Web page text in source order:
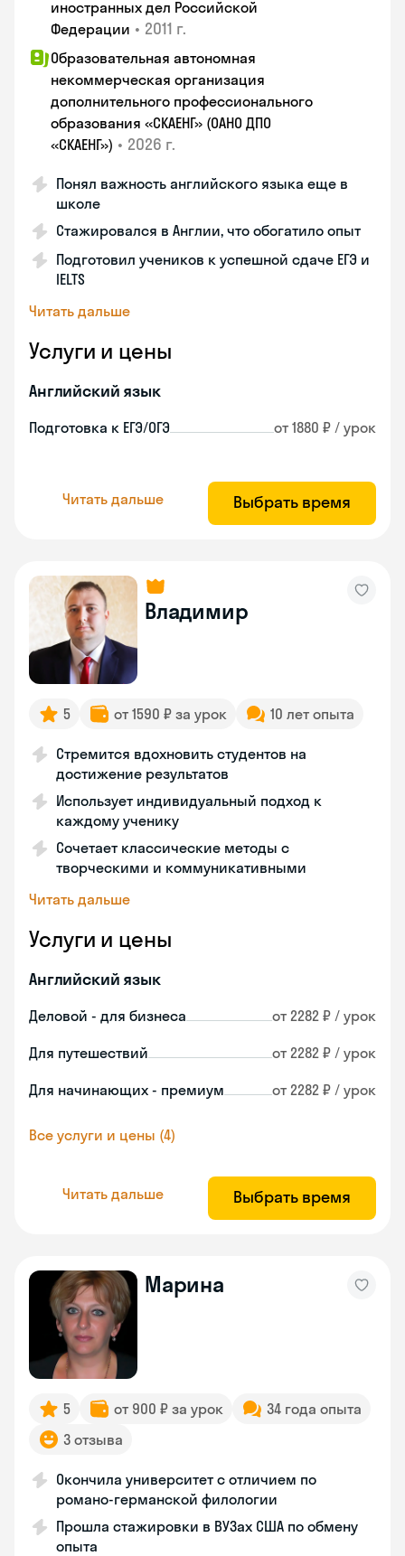
иностранных дел Российской
Федерации • 2011 г.
Образовательная автономная
некоммерческая организация
дополнительного профессионального
образования «СКАЕНГ» (ОАНО ДПО
«СКАЕНГ») • 2026 г.
Понял важность английского языка еще в
школе
Стажировался в Англии, что обогатило опыт
Подготовил учеников к успешной сдаче ЕГЭ и
IELTS
Читать дальше
Услуги и цены
Английский язык
Подготовка к ЕГЭ/ОГЭ от 1880 ₽ / урок
Читать дальше Выбрать время
Владимир
5 от 1590 ₽ за урок 10 лет опыта
Стремится вдохновить студентов на
достижение результатов
Использует индивидуальный подход к
каждому ученику
Сочетает классические методы с
творческими и коммуникативными
Читать дальше
Услуги и цены
Английский язык
Деловой - для бизнеса от 2282 ₽ / урок
Для путешествий от 2282 ₽ / урок
Для начинающих - премиум от 2282 ₽ / урок
Все услуги и цены (4)
Читать дальше Выбрать время
Марина
5 от 900 ₽ за урок
34 года опыта
3 отзыва
Окончила университет с отличием по
романо-германской филологии
Прошла стажировки в ВУЗах США по обмену
опыта